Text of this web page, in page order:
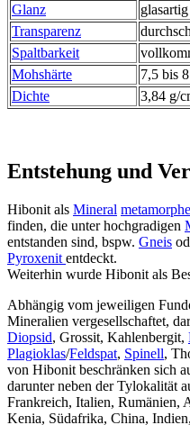
Glanz
Transparenz
Spaltbarkeit
Mohshärte
7,5 bis 8
Dichte
3,84 g/
Entstehung und
Hibonit als Mineral
finden, die unter hochgradigen
entstanden sind, bspw. Gneis
Pyroxenit entdeckt.
Weiterhin wurde Hibonit als
Abhängig vom jeweiligen
Mineralien vergesellschaftet,
Diopsid, Grossit, Kahlenbergit,
Plagioklas/Feldspat, Spinell,
von Hibonit beschränken sich
darunter neben der Tylokalität
Frankreich, Italien, Rumänien,
Kenia, Südafrika, China,